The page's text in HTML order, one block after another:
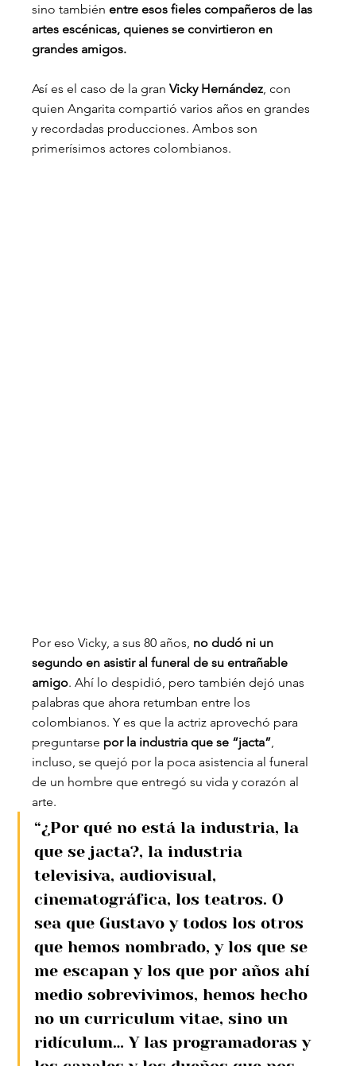
sino también entre esos fieles compañeros de las
artes escénicas, quienes se convirtieron en
grandes amigos.
Así es el caso de la gran Vicky Hernández , con
quien Angarita compartió varios años en grandes
y recordadas producciones. Ambos son
primerísimos actores colombianos.
Por eso Vicky, a sus 80 años, no dudó ni un
segundo en asistir al funeral de su entrañable
amigo. Ahí lo despidió, pero también dejó unas
palabras que ahora retumban entre los
colombianos. Y es que la actriz aprovechó para
preguntarse por la industria que se “jacta”
incluso, se quejó por la poca asistencia al funeral
de un hombre que entregó su vida y corazón al
arte.
“¿Por qué no está la industria, la
que se jacta?, la industria
televisiva, audiovisual,
cinematográfica, los teatros. O
sea que Gustavo y todos los otros
que hemos nombrado, y los que se
me escapan y los que por años ahí
medio sobrevivimos, hemos hecho
no un curriculum vitae, sino un
ridículum… Y las programadoras y